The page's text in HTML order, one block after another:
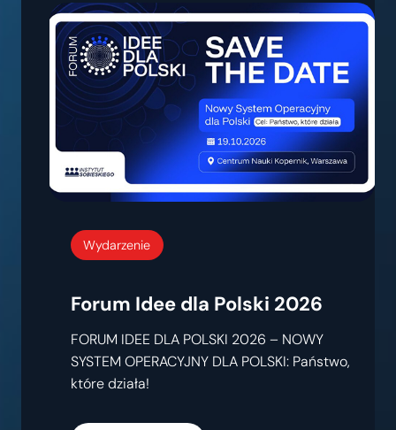
Wydarzenie
Forum Idee dla Polski 2026
FORUM IDEE DLA POLSKI 2026 – NOWY
SYSTEM OPERACYJNY DLA POLSKI: Państwo,
które działa!